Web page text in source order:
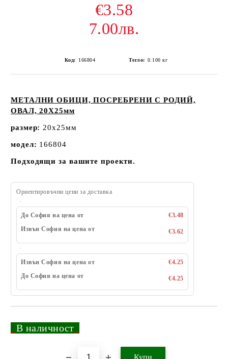
€3.58
7.00лв.
Код: 166804 Тегло: 0.100 кг
МЕТАЛНИ ОБИЦИ, ПОСРЕБРЕНИ С РОДИЙ,
ОВАЛ, 20Х25мм
размер:20x25мм
модел: 166804
Подходящи за вашите проекти.
Ориентировъчни цени за доставка
До София на цена от
€3.48
Извън София на цена от
€3.62
Извън София на цена от
€4.25
До София на цена от
€4.25
В наличност